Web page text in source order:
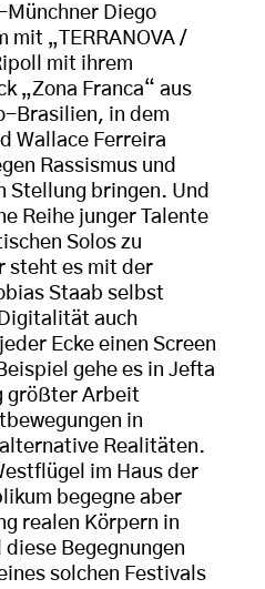
Münchner Diego
mit „TERRANOVA /
mit ihrem
„Zona Franca“ aus
Brasilien, in dem
Wallace Ferreira
Rassismus und
Stellung bringen. Und
Reihe junger Talente
Solos zu
steht es mit der
Staab selbst
auch
Ecke einen Screen
gehe es in Jefta
größter Arbeit
in
Realitäten.
im Haus der
begegne aber
realen Körpern in
Begegnungen
solchen Festivals